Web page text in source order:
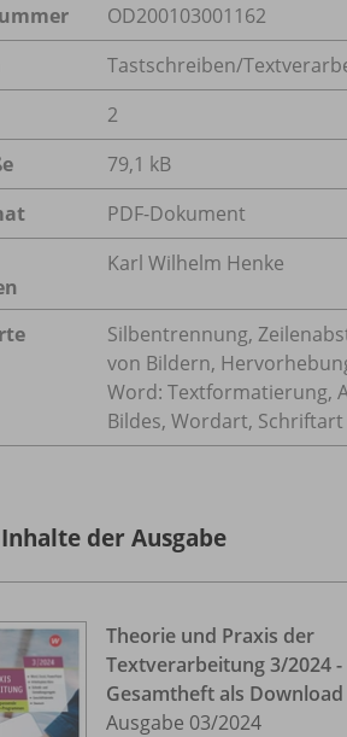
OD200103001162
Tastschreiben/
2
79,1 kB
PDF-Dokument
Karl Wilhelm Henke
Silbentrennung,
von Bildern,
Word: Textformatierung,
Bildes, Wordart,
der Ausgabe
Theorie und Praxis der
Textverarbeitung 3/2024 -
Gesamtheft als Download
Ausgabe 03/2024